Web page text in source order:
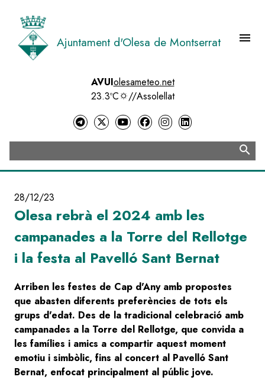
contingut
Ajuntament d'Olesa de Montserrat menu
AVUIolesameteo.net
23.3ºC
//Assolellat
search
28/12/23
Olesa rebrà el 2024 amb les
campanades a la Torre del Rellotge
i la festa al Pavelló Sant Bernat
Arriben les festes de Cap d'Any amb propostes
que abasten diferents preferències de tots els
grups d'edat. Des de la tradicional celebració amb
campanades a la Torre del Rellotge, que convida a
les famílies i amics a compartir aquest moment
emotiu i simbòlic, fins al concert al Pavelló Sant
Bernat, enfocat principalment al públic jove.